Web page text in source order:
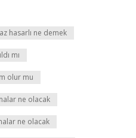
hasarlı ne demek
mı
olur mu
ne olacak
ne olacak